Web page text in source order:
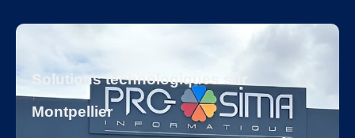
Solutions technologiques sur
Montpellier